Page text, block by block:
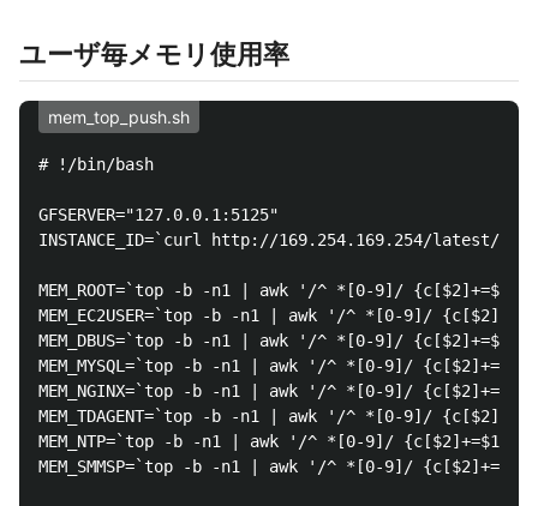
ユーザ毎メモリ使用率
mem_top_push.sh
# !/bin/bash
GFSERVER="127.0.0.1:5125"
INSTANCE_ID=`curl http://169.254.169.254/latest/
MEM_ROOT=`top -b -n1 | awk '/^ *[0-9]/
MEM_EC2USER=`top -b -n1 | awk '/^ *[0-9]/
MEM_DBUS=`top -b -n1 | awk '/^ *[0-9]/
MEM_MYSQL=`top -b -n1 | awk '/^ *[0-9]/
MEM_NGINX=`top -b -n1 | awk '/^ *[0-9]/
MEM_TDAGENT=`top -b -n1 | awk '/^ *[0-9]/
MEM_NTP=`top -b -n1 | awk '/^ *[0-9]/
MEM_SMMSP=`top -b -n1 | awk '/^ *[0-9]/